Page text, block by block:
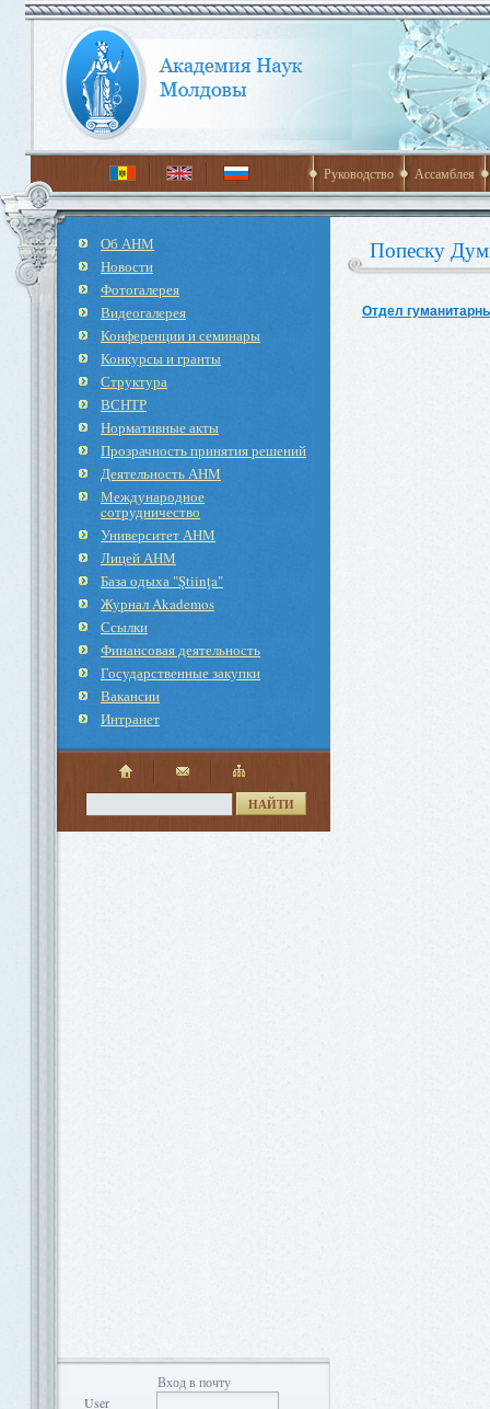
Руководство Ассамблея
Об АНМ
Новости
Фотогалерея
Видеогалерея
Конференции и семинары
Конкурсы и гранты
Структура
ВСНТР
Нормативные акты
Прозрачность принятия решений
Деятельность АНМ
Международное
cотрудничество
Университет АНМ
Лицей АНМ
База одыха "Ştiinţa"
Журнал Akademos
Ссылки
Финансовая деятельность
Государственные закупки
Вакансии
Интранет
НАЙТИ
Вход в почту
User
Попеску
Отдел